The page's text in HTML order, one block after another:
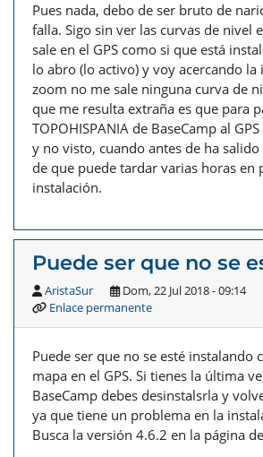
Pues nada, debo de ser bruto de
falla. Sigo sin ver las curvas de nivel
sale en el GPS como si que está
lo abro (lo activo) y voy acercando la
zoom no me sale ninguna curva de
que me resulta extraña es que para
TOPOHISPANIA de BaseCamp al
y no visto, cuando antes de ha
de que puede tardar varias horas en
instalación.
Puede ser que no se
AristaSur
Dom, 22 Jul 2018 - 09:14
Enlace permanente
Puede ser que no se esté instalando
mapa en el GPS. Si tienes la última
BaseCamp debes desinstalsrla y
ya que tiene un problema en la
Busca la versión 4.6.2 en la página